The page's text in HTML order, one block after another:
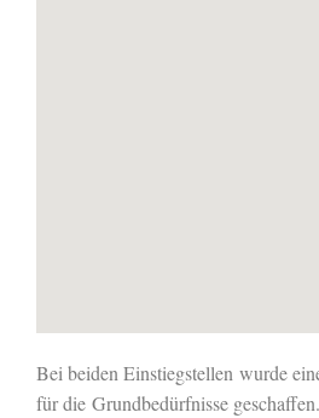
Bei beiden Einstiegstellen wurde
für die Grundbedürfnisse